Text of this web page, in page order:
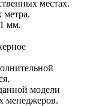
местах.
метра.
мм.
модели
менеджеров.